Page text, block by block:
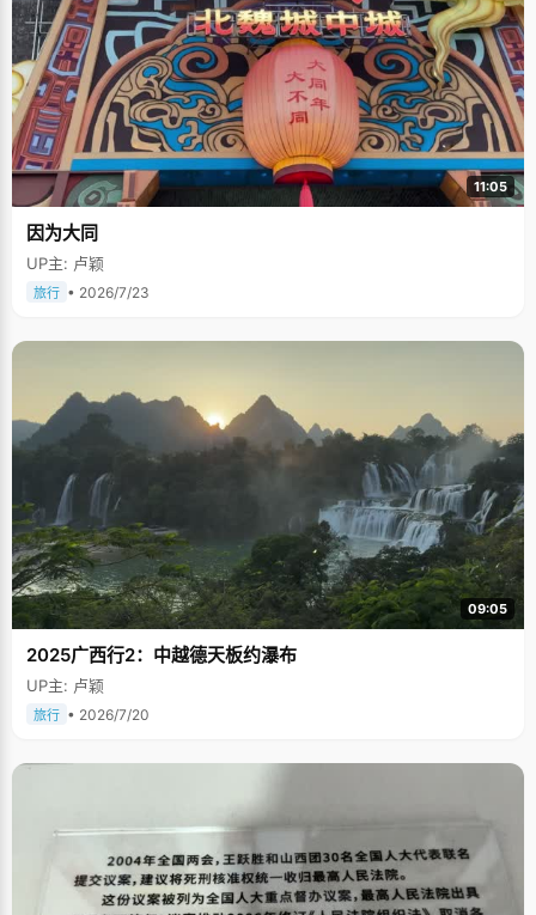
11:05
因为大同
UP主: 卢颖
旅行 • 2026/7/23
09:05
2025广西行2：中越德天板约瀑布
UP主: 卢颖
旅行 • 2026/7/20